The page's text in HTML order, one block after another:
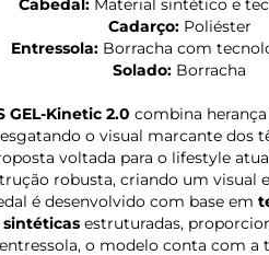
Cabedal: Material sintético e
Cadarço:Poliéster
Entressola: Borracha com
Solado: Borracha
GEL-Kinetic 2.0 combina
o visual marcante dos
voltada para o lifestyle
robusta, criando um visual
é desenvolvido com base em
sintéticasestruturadas,
o modelo conta com a